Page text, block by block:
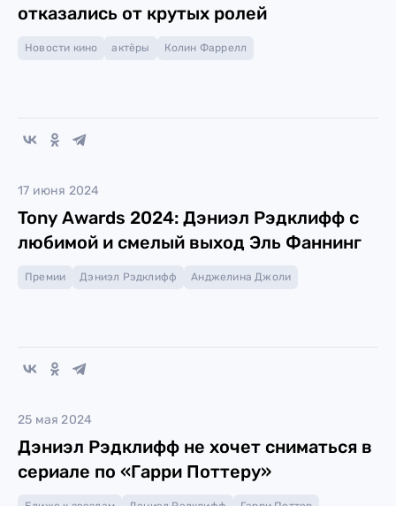
отказались от крутых ролей
Новости кино актёры Колин Фаррелл
17 июня 2024
Tony Awards 2024: Дэниэл Рэдклифф с
любимой и смелый выход Эль Фаннинг
Премии Дэниэл Рэдклифф Анджелина Джоли
25 мая 2024
Дэниэл Рэдклифф не хочет сниматься в
сериале по «Гарри Поттеру»